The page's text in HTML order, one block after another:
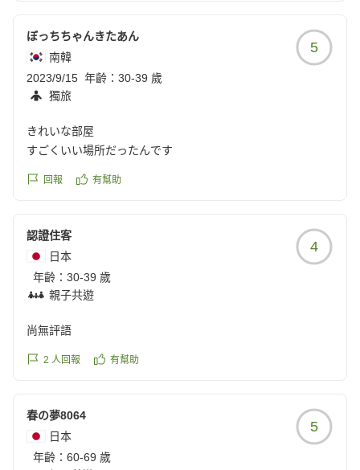
ぼっちちゃんきたあん
南韓
2023/9/15 年齡： 30-39 歲
獨旅
5
きれいな部屋
すごくいい場所だったんです
回報 有幫助
認證住客
日本
年齡： 30-39 歲
親子共遊
4
尚無評語
2 人回報 有幫助
春の夢8064
日本
年齡： 60-69 歲
5